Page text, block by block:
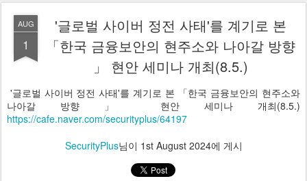
AUG
1
'글로벌 사이버 정전 사태'를 계기로 본
「한국 금융보안의 현주소와 나아갈 방향
」 현안 세미나 개최(8.5.)
'글로벌 사이버 정전 사태'를 계기로 본 「한국 금융보안의 현주소와
나아갈 방향 」 현안 세미나 개최(8.5.)
https://cafe.naver.com/securityplus/64197
SecurityPlus님이 1st August 2024에 게시